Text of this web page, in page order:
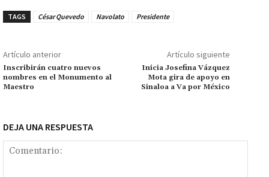
o
k
sA
p
er l
l
n
r
n
k
m
ar
tir
TAGS César Quevedo Navolato Presidente
Artículo anterior
Inscribirán cuatro nuevos
nombres en el Monumento al
Maestro
Artículo siguiente
Inicia Josefina Vázquez
Mota gira de apoyo en
Sinaloa a Va por México
DEJA UNA RESPUESTA